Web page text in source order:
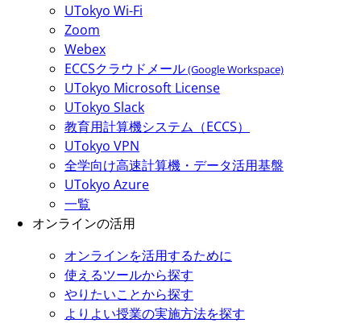
UTokyo Wi-Fi
Zoom
Webex
ECCSクラウドメール(Google Workspace)
UTokyo Microsoft License
UTokyo Slack
教育用計算機システム（ECCS）
UTokyo VPN
全学向け高速計算機・データ活用基盤
UTokyo Azure
一覧
オンラインの活用
オンラインを活用するために
使えるツールから探す
やりたいことから探す
よりよい授業の実施方法を探す